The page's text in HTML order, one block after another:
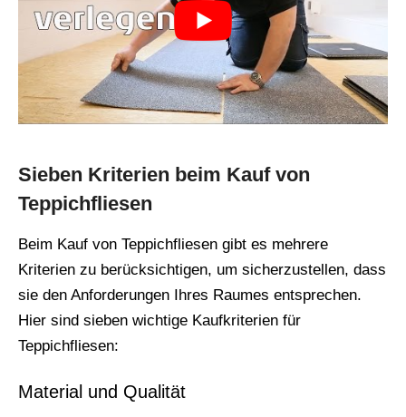
Sieben Kriterien beim Kauf von
Teppichfliesen
Beim Kauf von Teppichfliesen gibt es mehrere
Kriterien zu berücksichtigen, um sicherzustellen, dass
sie den Anforderungen Ihres Raumes entsprechen.
Hier sind sieben wichtige Kaufkriterien für
Teppichfliesen:
Material und Qualität